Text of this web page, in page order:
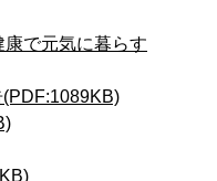
で元気に暮らす